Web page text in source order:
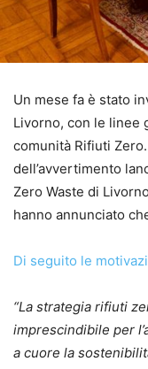
Un mese fa è stato
Livorno, con le linee
comunità Rifiuti
dell’avvertimento
Zero Waste di
hanno annunciato
Di seguito le
“La strategia rifiuti
imprescindibile per
a cuore la